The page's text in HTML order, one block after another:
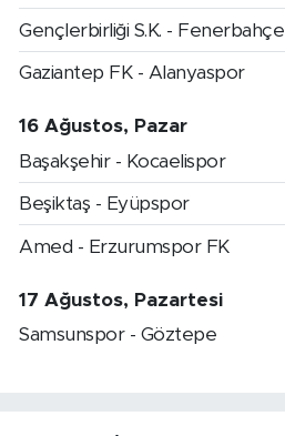
Gençlerbirliği S.K. - Fenerbahçe
Gaziantep FK - Alanyaspor
16 Ağustos, Pazar
Başakşehir - Kocaelispor
Beşiktaş - Eyüpspor
Amed - Erzurumspor FK
17 Ağustos, Pazartesi
Samsunspor - Göztepe